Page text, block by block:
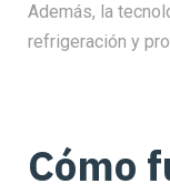
Además, la
refrigeración y
Cómo